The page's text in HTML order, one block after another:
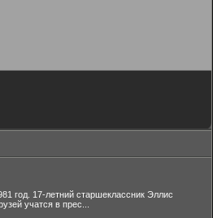
год. 17-летний старшеклассник Эллис
учатся в прес...